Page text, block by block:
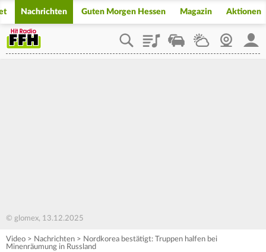
Nachrichten Guten Morgen Hessen Magazin Aktionen
PlaylistStaupilotWetterWebcam
© glomex, 13.12.2025
Video > Nachrichten > Nordkorea bestätigt: Truppen halfen bei
Minenräumung in Russland